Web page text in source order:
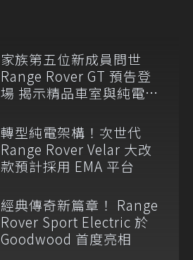
家族第五位新成員問世
Range Rover GT 預告登
場 揭示精品車室與純電
轉型純電架構！次世代
Range Rover Velar 大改
款預計採用 EMA 平台
經典傳奇新篇章！ Range
Rover Sport Electric 於
Goodwood 首度亮相